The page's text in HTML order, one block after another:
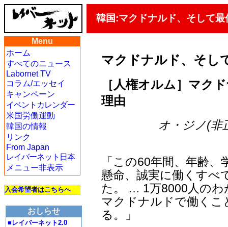
韓国:マクドナルド、そして最
Menu
ホーム
すべてのニュース
Labornet TV
コラム/エッセイ
キャンペーン
イベントカレンダー
米国労働運動
韓国の情報
リンク
From Japan
レイバーネット日本
メニュー非表示
入会希望者はこちらへ
おしらせ
■レイバーネット2.0
マクドナルド、そし
［人権オルム］マク
理由
オ・ジノ(非
「この60年間、年齢
懸命、誠実に働くすべ
た。 … 1万8000人のわ
マクドナルドで働くこ
る。」